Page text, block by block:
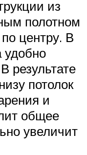
из
полотном
центру. В
удобно
результате
потолок
и
общее
увеличит